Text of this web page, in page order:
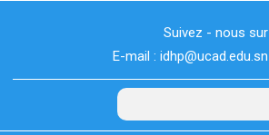
Suivez - nous sur
E-mail : idhp@ucad.edu.sn
Rechercher